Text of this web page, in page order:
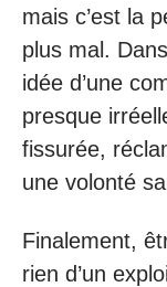
mais c’est la
plus mal.
idée d’une
presque
fissurée,
une volonté
Finalement,
rien d’un